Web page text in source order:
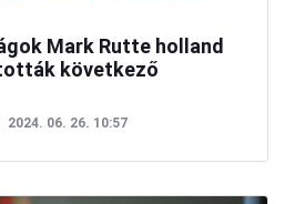
Mark Rutte holland
következő
2024. 06. 26. 10:57